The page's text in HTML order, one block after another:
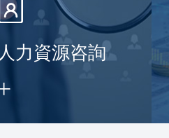
人力資源咨詢